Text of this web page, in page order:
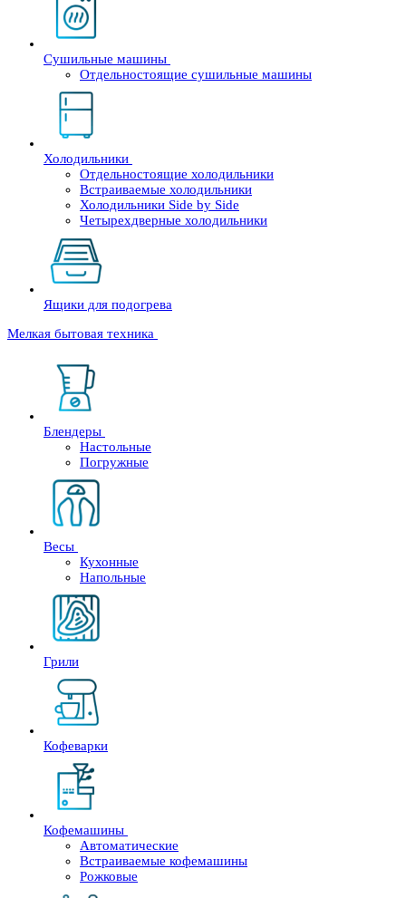
Сушильные машины
Отдельностоящие сушильные машины
Холодильники
Отдельностоящие холодильники
Встраиваемые холодильники
Холодильники Side by Side
Четырехдверные холодильники
Ящики для подогрева
Мелкая бытовая техника
Блендеры
Настольные
Погружные
Весы
Кухонные
Напольные
Грили
Кофеварки
Кофемашины
Автоматические
Встраиваемые кофемашины
Рожковые